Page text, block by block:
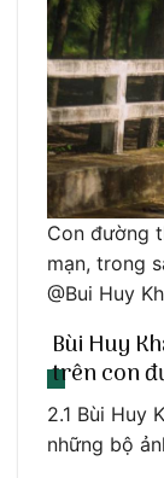
Con đường
mạn, trong
@Bui Huy
Bùi Huy
trên con
2.1 Bùi Huy
những bộ